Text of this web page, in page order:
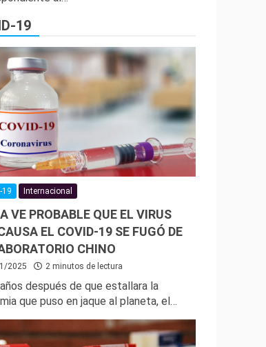
19
19 Internacional
VE PROBABLE QUE EL VIRUS
EL COVID-19 SE FUGÓ DE
CHINO
2025 2 minutos de lectura
después de que estallara la
que puso en jaque al planeta, el…